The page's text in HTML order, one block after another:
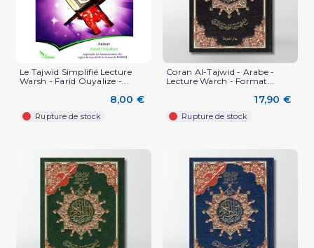
Le Tajwid Simplifié Lecture
Warsh - Farid Ouyalize -...
8,00 €
Rupture de stock
Coran Al-Tajwid - Arabe -
Lecture Warch - Format...
17,90 €
Rupture de stock